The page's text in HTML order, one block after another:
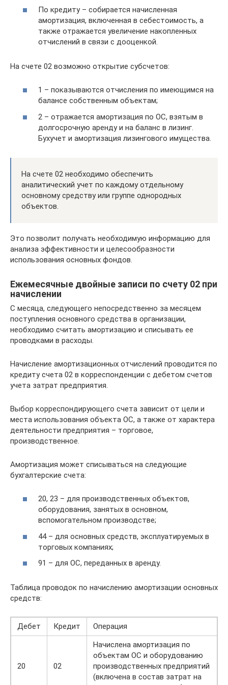
По кредиту – собирается начисленная
амортизация, включенная в себестоимость, а
также отражается увеличение накопленных
отчислений в связи с дооценкой.
На счете 02 возможно открытие субсчетов:
1 – показываются отчисления по имеющимся на
балансе собственным объектам;
2 – отражается амортизация по ОС, взятым в
долгосрочную аренду и на баланс в лизинг.
Бухучет и амортизация лизингового имущества.
На счете 02 необходимо обеспечить
аналитический учет по каждому отдельному
основному средству или группе однородных
объектов.
Это позволит получать необходимую информацию для
анализа эффективности и целесообразности
использования основных фондов.
Ежемесячные двойные записи по счету 02 при
начислении
С месяца, следующего непосредственно за месяцем
поступления основного средства в организации,
необходимо считать амортизацию и списывать ее
проводками в расходы.
Начисление амортизационных отчислений проводится по
кредиту счета 02 в корреспонденции с дебетом счетов
учета затрат предприятия.
Выбор корреспондирующего счета зависит от цели и
места использования объекта ОС, а также от характера
деятельности предприятия – торговое,
производственное.
Амортизация может списываться на следующие
бухгалтерские счета:
20, 23 – для производственных объектов,
оборудования, занятых в основном,
вспомогательном производстве;
44 – для основных средств, эксплуатируемых в
торговых компаниях;
91 – для ОС, переданных в аренду.
Таблица проводок по начислению амортизации основных
средств:
Дебет Кредит Операция
20 02
Начислена амортизация по
объектам ОС и оборудованию
производственных предприятий
(включена в состав затрат на